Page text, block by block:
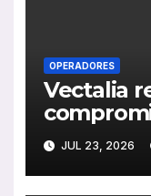
OPERADORES
Vectalia
RSC 2025
JUL 23, 2026